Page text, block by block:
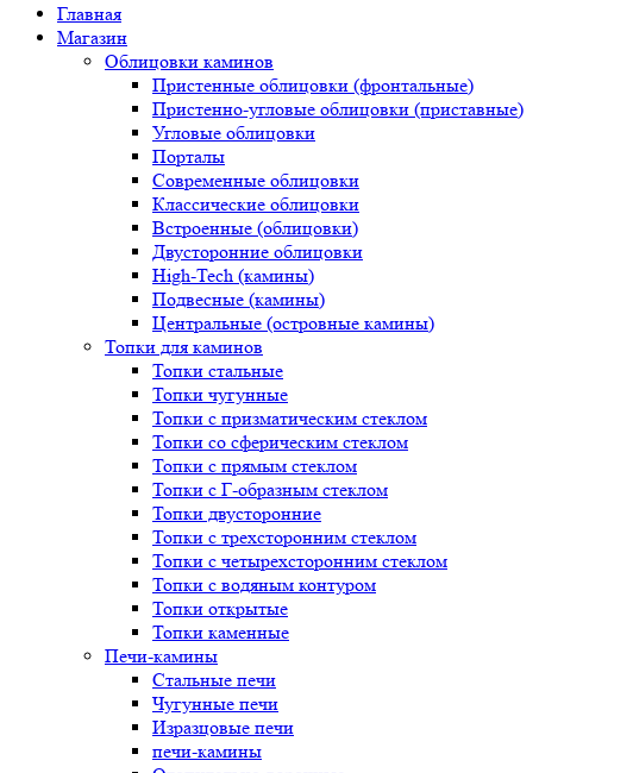
Главная
Магазин
Облицовки каминов
Пристенные облицовки (фронтальные)
Пристенно-угловые облицовки (приставные)
Угловые облицовки
Порталы
Современные облицовки
Классические облицовки
Встроенные (облицовки)
Двусторонние облицовки
High-Tech (камины)
Подвесные (камины)
Центральные (островные камины)
Топки для каминов
Топки стальные
Топки чугунные
Топки с призматическим стеклом
Топки со сферическим стеклом
Топки с прямым стеклом
Топки с Г-образным стеклом
Топки двусторонние
Топки с трехсторонним стеклом
Топки с четырехсторонним стеклом
Топки с водяным контуром
Топки открытые
Топки каменные
Печи-камины
Стальные печи
Чугунные печи
Изразцовые печи
печи-камины